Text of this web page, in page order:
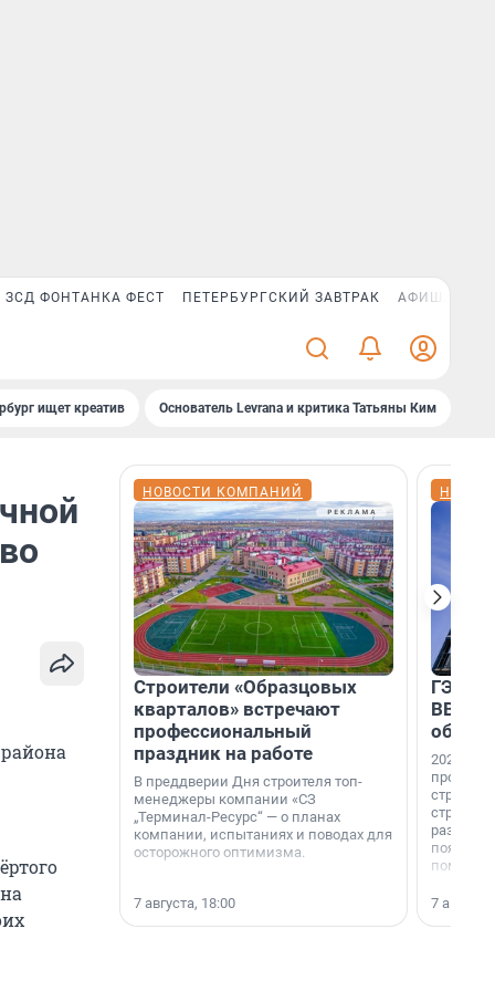
ЗСД ФОНТАНКА ФЕСТ ПЕТЕРБУРГСКИЙ ЗАВТРАК АФИША PLUS
ищет креатив Основатель Levrana и критика Татьяны Ким
НОВОСТИ КОМПАНИЙ
Строители «Образцовых
кварталов» встречают
профессиональный
праздник на работе
В преддверии Дня строителя топ-
менеджеры компании «СЗ
„Терминал-Ресурс“ — о планах
компании, испытаниях и поводах для
осторожного оптимизма.
7 августа, 18:00
ГЭС,
ВВП: в
об
2026-й —
раз. В
7